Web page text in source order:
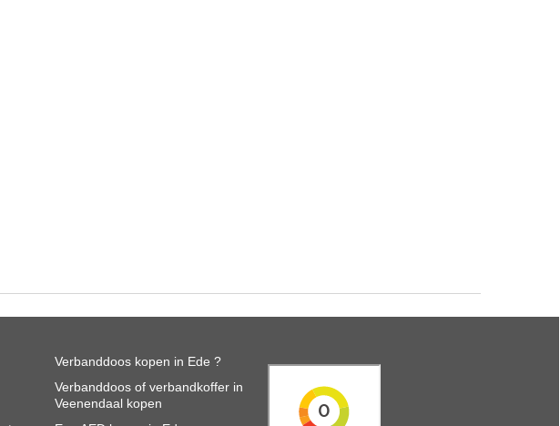
Verbanddoos kopen in Ede ?
Verbanddoos of verbandkoffer in
Veenendaal kopen